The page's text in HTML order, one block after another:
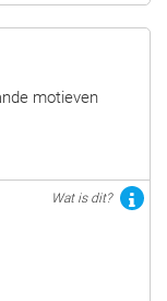
motieven
Wat is dit?